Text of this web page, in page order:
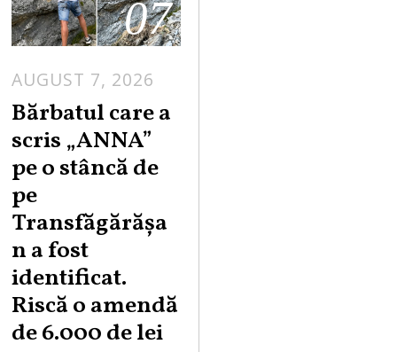
07
AUGUST 7, 2026
Bărbatul care a
scris „ANNA”
pe o stâncă de
pe
Transfăgărășa
n a fost
identificat.
Riscă o amendă
de 6.000 de lei